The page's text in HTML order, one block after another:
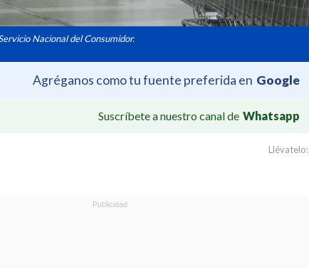
Nacional del Consumidor.
Agréganos como tu fuente preferida en Google
Suscríbete a nuestro canal de Whatsapp
Llévatelo: